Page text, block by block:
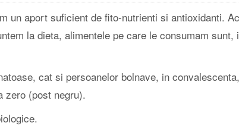
un aport suficient de fito-nutrienti si antioxidanti.
la dieta, alimentele pe care le consumam
cat si persoanelor bolnave, in
zero (post negru).